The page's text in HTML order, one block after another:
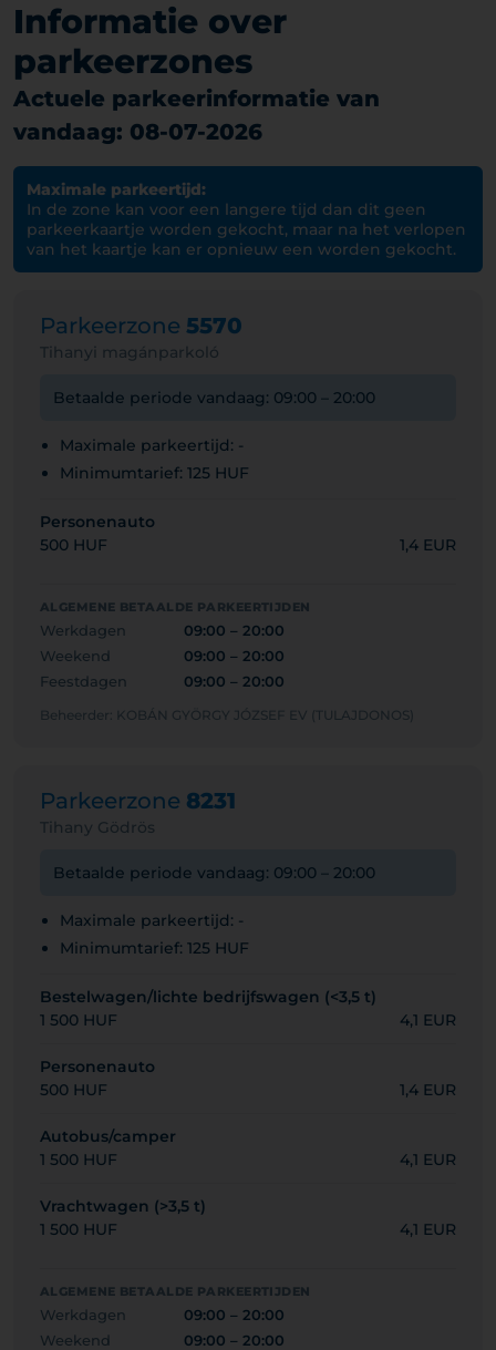
Informatie over
parkeerzones
Actuele parkeerinformatie van
vandaag: 08-07-2026
Maximale parkeertijd:
In de zone kan voor een langere tijd dan dit geen
parkeerkaartje worden gekocht, maar na het verlopen
van het kaartje kan er opnieuw een worden gekocht.
Parkeerzone 5570
Tihanyi magánparkoló
Betaalde periode vandaag: 09:00 – 20:00
Maximale parkeertijd: -
Minimumtarief: 125 HUF
Personenauto
500 HUF
1,4 EUR
ALGEMENE BETAALDE PARKEERTIJDEN
Werkdagen
09:00 – 20:00
Weekend
09:00 – 20:00
Feestdagen
09:00 – 20:00
Beheerder: KOBÁN GYÖRGY JÓZSEF EV (TULAJDONOS)
Parkeerzone 8231
Tihany Gödrös
Betaalde periode vandaag: 09:00 – 20:00
Maximale parkeertijd: -
Minimumtarief: 125 HUF
Bestelwagen/lichte bedrijfswagen (<3,5 t)
1 500 HUF
4,1 EUR
Personenauto
500 HUF
1,4 EUR
Autobus/camper
1 500 HUF
4,1 EUR
Vrachtwagen (>3,5 t)
1 500 HUF
4,1 EUR
ALGEMENE BETAALDE PARKEERTIJDEN
Werkdagen
09:00 – 20:00
Weekend
09:00 – 20:00